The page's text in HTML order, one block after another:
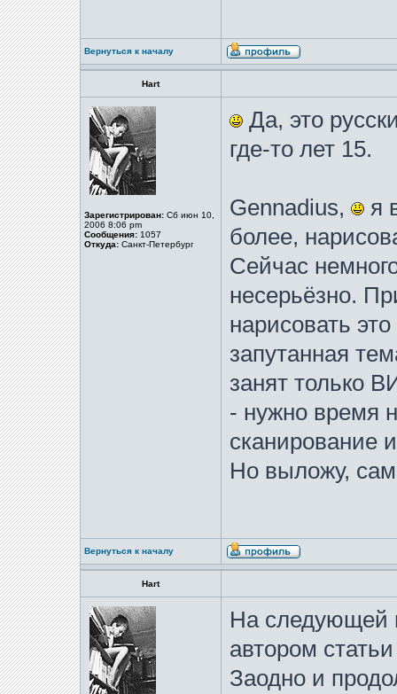
Вернуться к началу
Hart
Зарегистрирован: Сб июн 10,
2006 8:06 pm
Сообщения: 1057
Откуда: Санкт-Петербург
Да, это
где-то лет 15.
Gennadius,
я
более,
Сейчас
несерьёзно.
нарисовать
запутанная
занят только
- нужно время
сканирование
Но выложу,
Вернуться к началу
Hart
На следующей
автором
Заодно и